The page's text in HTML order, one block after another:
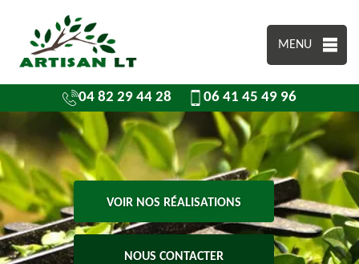
MENU
04 82 29 44 28 06 41 45 49 96
VOIR NOS RÉALISATIONS
NOUS CONTACTER